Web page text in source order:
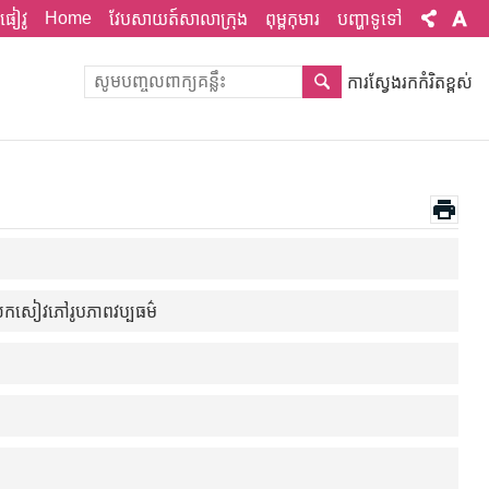
ៀវូ Home វែបសាយត៍សាលាក្រុង ពុម្ពកុមារ បញ្ហាទូទៅ
ការស្វែងរកកំរិតខ្ពស់
កសៀវភៅរូបភាពវប្បធម៌